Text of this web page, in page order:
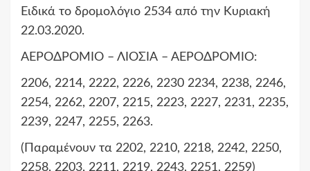
Ειδικά το δρομολόγιο 2534 από την Κυριακή
22.03.2020.
ΑΕΡΟΔΡΟΜΙΟ – ΛΙΟΣΙΑ – ΑΕΡΟΔΡΟΜΙΟ:
2206, 2214, 2222, 2226, 2230 2234, 2238, 2246,
2254, 2262, 2207, 2215, 2223, 2227, 2231, 2235,
2239, 2247, 2255, 2263.
(Παραμένουν τα 2202, 2210, 2218, 2242, 2250,
2258, 2203, 2211, 2219, 2243, 2251, 2259)